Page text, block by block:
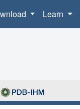
Learn